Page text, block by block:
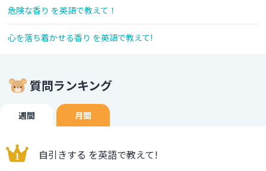
危険な香り を英語で教えて！
心を落ち着かせる香り を英語で教えて!
質問ランキング
週間 月間
自引きする を英語で教えて!